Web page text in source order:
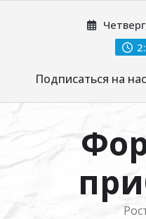
Подписаться на нас